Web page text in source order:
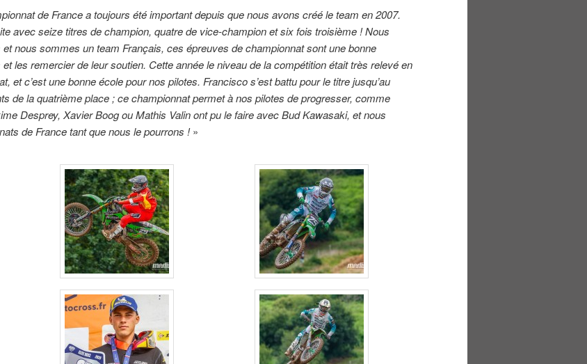
de France a toujours été important depuis que nous avons créé le team en 2007.
avec seize titres de champion, quatre de vice-champion et six fois troisième ! Nous
nous sommes un team Français, ces épreuves de championnat sont une bonne
les remercier de leur soutien. Cette année le niveau de la compétition était très relevé en
et c’est une bonne école pour nos pilotes. Francisco s’est battu pour le titre jusqu’au
de la quatrième place ; ce championnat permet à nos pilotes de progresser, comme
Desprey, Xavier Boog ou Mathis Valin ont pu le faire avec Bud Kawasaki, et nous
de France tant que nous le pourrons !»